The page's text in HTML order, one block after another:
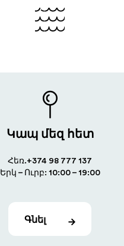
Կապ մեզ հետ
Հեռ.+374 98 777 137
Երկ – Ուրբ: 10:00 – 19:00
Գնել